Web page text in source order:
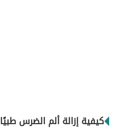
كيفية إزالة ألم الضرس طبيًا